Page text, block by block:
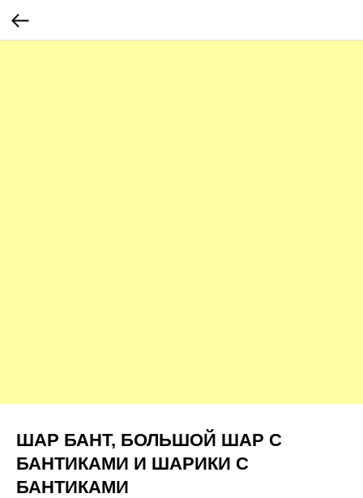
ШАР БАНТ, БОЛЬШОЙ ШАР С
БАНТИКАМИ И ШАРИКИ С
БАНТИКАМИ